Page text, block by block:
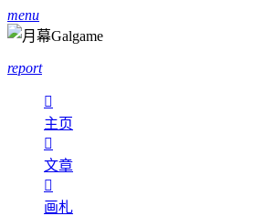
menu
report

主页

文章

画札